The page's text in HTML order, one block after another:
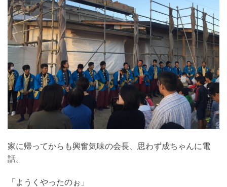
家に帰ってからも興奮気味の会長、思わず成ちゃんに電
話。
「ようくやったのぉ」